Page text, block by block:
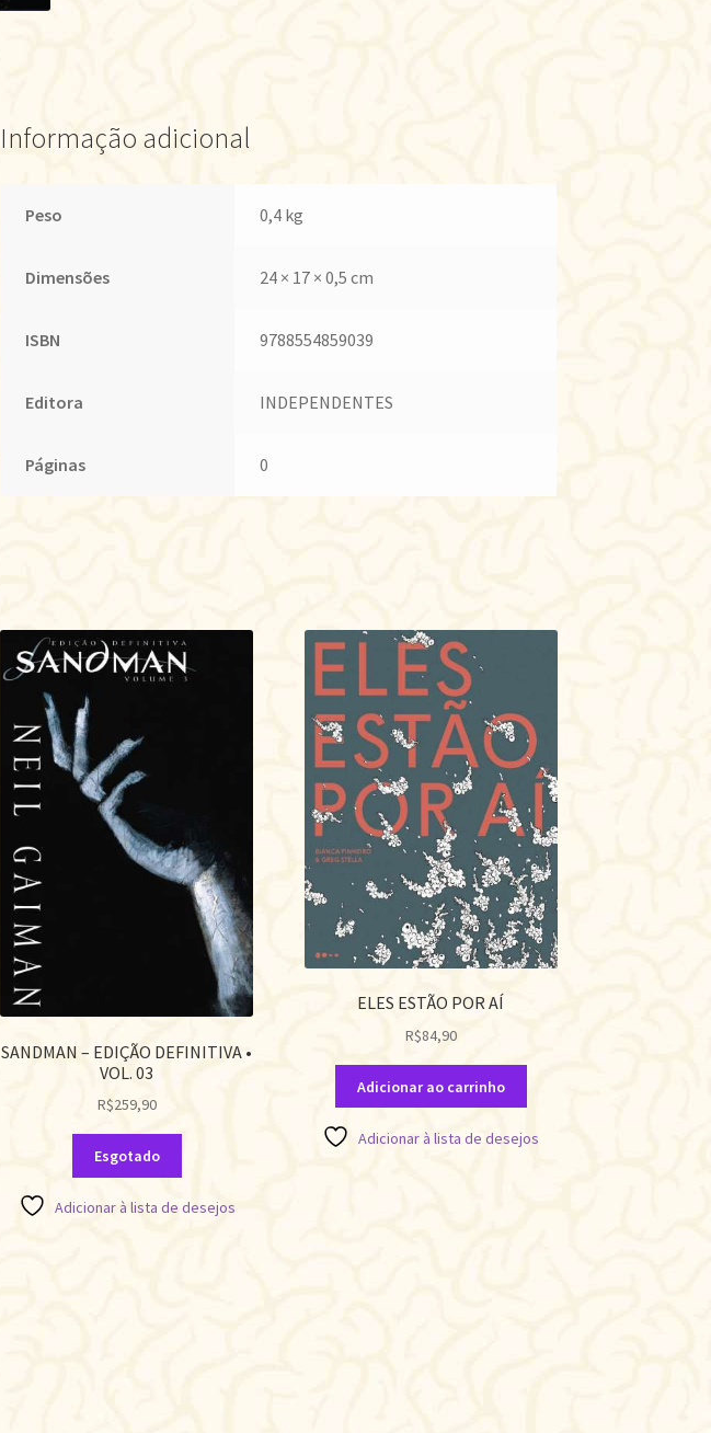
Informação adicional
Peso 0,4 kg
Dimensões 24 × 17 × 0,5 cm
ISBN 9788554859039
Editora INDEPENDENTES
Páginas 0
SANDMAN – EDIÇÃO DEFINITIVA •
VOL. 03
R$259,90
Esgotado
Adicionar à lista de desejos
ELES ESTÃO POR AÍ
R$84,90
Adicionar ao carrinho
Adicionar à lista de desejos